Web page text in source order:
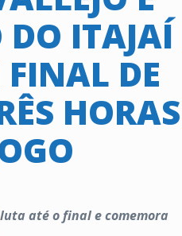
DO ITAJAÍ
DE
HORAS
até o final e comemora